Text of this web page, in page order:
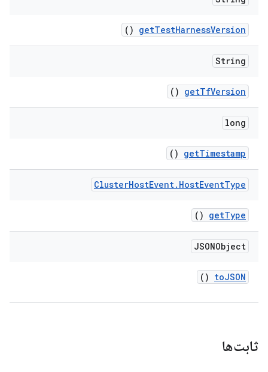
getTestHarnessVersion
()
String
getTfVersion
()
long
getTimestamp
()
ClusterHostEvent. HostEventType
getType
()
JSONObject
toJSON
()
ثابت‌ها